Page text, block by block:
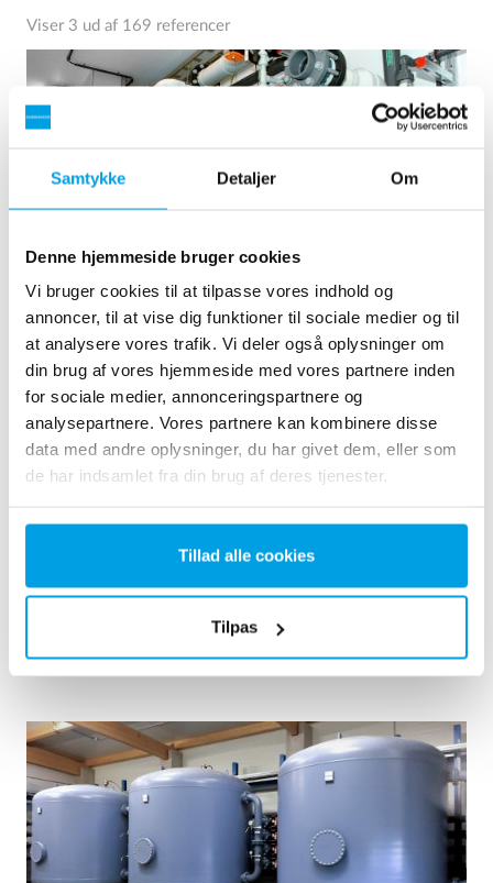
Samtykke Detaljer Om
Denne hjemmeside bruger cookies
Vi bruger cookies til at tilpasse vores indhold og
annoncer, til at vise dig funktioner til sociale medier og til
at analysere vores trafik. Vi deler også oplysninger om
din brug af vores hjemmeside med vores partnere inden
for sociale medier, annonceringspartnere og
analysepartnere. Vores partnere kan kombinere disse
data med andre oplysninger, du har givet dem, eller som
de har indsamlet fra din brug af deres tjenester.
Tillad alle cookies
Tilpas
Viser 3 ud af 169 referencer
2 x 60 m³/h ultrarent vand til kraftvarmeværk - WTP i 6
x 40’ containere
Kunden ønskede at opgradere det eksisterende
vandbehandlingsanlæg, men havde ikke mere ledig plads
tilgængelig og ønskede, at minimere installationsarbejdet på
brugsstedet så meget som muligt. Det blev derfor besluttet
containere. Installatio...
Mobil vandbehandling